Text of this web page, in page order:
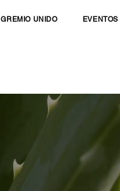
GREMIO UNIDO EVENTOS